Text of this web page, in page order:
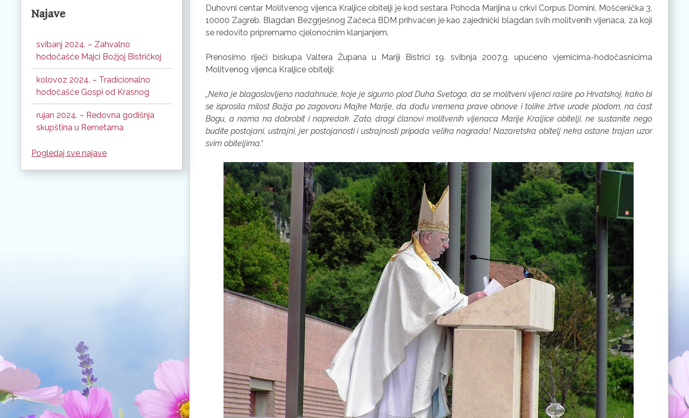
Duhovni centar Molitvenog vijenca Kraljice obitelji je kod sestara Pohoda Marijina u crkvi Corpus Domini, Mošćenička 3,
10000 Zagreb. Blagdan Bezgrješnog Začeća BDM prihvaćen je kao zajednički blagdan svih molitvenih vijenaca, za koji
se redovito pripremamo cjelonoćnim klanjanjem.
Prenosimo riječi biskupa Valtera Župana u Mariji Bistrici 19. svibnja 2007.g. upućeno vjernicima-hodočasnicima
Molitvenog vijenca Kraljice obitelji:
„Neka je blagoslovljeno nadahnuće, koje je sigurno plod Duha Svetoga, da se molitveni vijenci rašire po Hrvatskoj, kako bi
se isprosila milost Božja po zagovoru Majke Marije, da dođu vremena prave obnove i tolike žrtve urode plodom, na čast
Bogu, a nama na dobrobit i napredak. Zato, dragi članovi molitvenih vijenaca Marije Kraljice obitelji, ne sustanite nego
budite postojani, ustrajni, jer postojanosti i ustrajnosti pripada velika nagrada! Nazaretska obitelj neka ostane trajan uzor
svim obiteljima.“
Najave
svibanj 2024. – Zahvalno
hodočašće Majci Božjoj Bistričkoj
kolovoz 2024. – Tradicionalno
hodočašće Gospi od Krasnog
rujan 2024. – Redovna godišnja
skupština u Remetama
Pogledaj sve najave